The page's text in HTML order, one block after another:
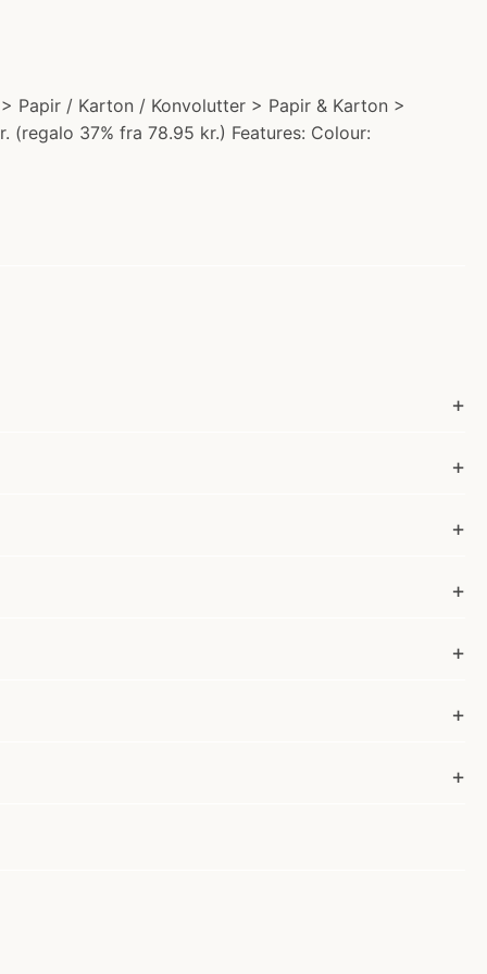
Papir / Karton / Konvolutter > Papir & Karton >
37% fra 78.95 kr.) Features: Colour: